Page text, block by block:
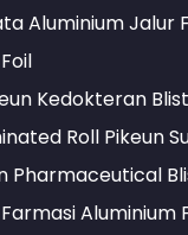
Aluminium Jalur
Kedokteran
Roll Pikeun
Pharmaceutical
Aluminium